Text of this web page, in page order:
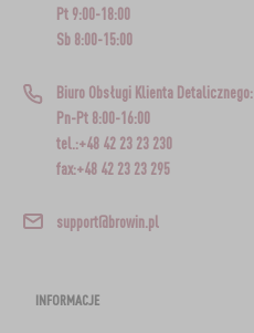
Pt 9:00-18:00
Sb 8:00-15:00
Biuro Obsługi Klienta Detalicznego:
Pn-Pt 8:00-16:00
tel.:+48 42 23 23 230
fax:+48 42 23 23 295
support@browin.pl
INFORMACJE